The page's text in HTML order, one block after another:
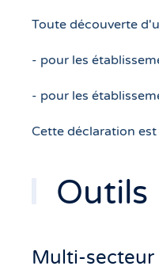
Toute découverte
- pour les
- pour les
Cette déclaration
Outils
Multi-secteur